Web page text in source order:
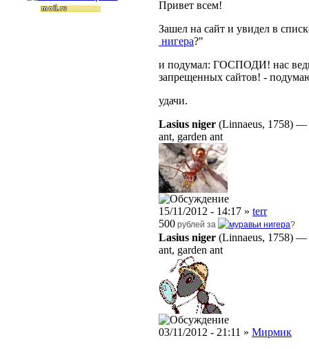
Привет всем!
Зашел на сайт и увидел в
нигера?"
и подумал: ГОСПОДИ! нас ведь
запрещенных сайтов! -
удачи.
Lasius niger (Linnaeus, 1758) —
ant, garden ant
15/11/2012 - 14:17 » terr
500 рублей за нигера?
Lasius niger (Linnaeus, 1758) —
ant, garden ant
03/11/2012 - 21:11 » Мирмик